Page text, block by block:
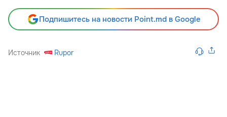
Подпишитесь на новости Point.md в Google
Источник Rupor